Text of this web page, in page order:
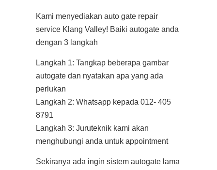
Kami menyediakan auto gate repair
service Klang Valley! Baiki autogate anda
dengan 3 langkah
Langkah 1: Tangkap beberapa gambar
autogate dan nyatakan apa yang ada
perlukan
Langkah 2: Whatsapp kepada 012- 405
8791
Langkah 3: Juruteknik kami akan
menghubungi anda untuk appointment
Sekiranya ada ingin sistem autogate lama